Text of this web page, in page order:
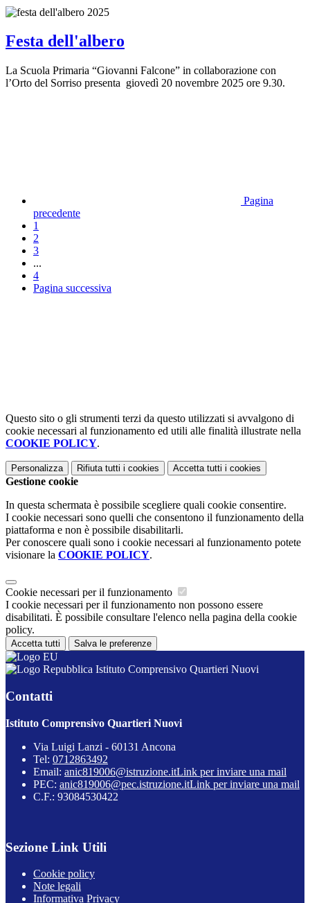
Festa dell'albero
La Scuola Primaria “Giovanni Falcone” in collaborazione con
l’Orto del Sorriso presenta giovedì 20 novembre 2025 ore 9.30.
Pagina
precedente
1
2
3
...
4
Pagina successiva
Questo sito o gli strumenti terzi da questo utilizzati si avvalgono di
cookie necessari al funzionamento ed utili alle finalità illustrate nella
COOKIE POLICY.
Personalizza Rifiuta tutti i cookies Accetta tutti i cookies
Gestione cookie
In questa schermata è possibile scegliere quali cookie consentire.
I cookie necessari sono quelli che consentono il funzionamento della
piattaforma e non è possibile disabilitarli.
Per conoscere quali sono i cookie necessari al funzionamento potete
visionare la COOKIE POLICY.
Cookie necessari per il funzionamento
I cookie necessari per il funzionamento non possono essere
disabilitati. È possibile consultare l'elenco nella pagina della cookie
policy.
Accetta tutti Salva le preferenze
Istituto Comprensivo Quartieri Nuovi
Contatti
Istituto Comprensivo Quartieri Nuovi
Via Luigi Lanzi - 60131 Ancona
Tel: 0712863492
Email: anic819006@istruzione.itLink per inviare una mail
PEC: anic819006@pec.istruzione.itLink per inviare una mail
C.F.: 93084530422
Sezione Link Utili
Cookie policy
Note legali
Informativa Privacy